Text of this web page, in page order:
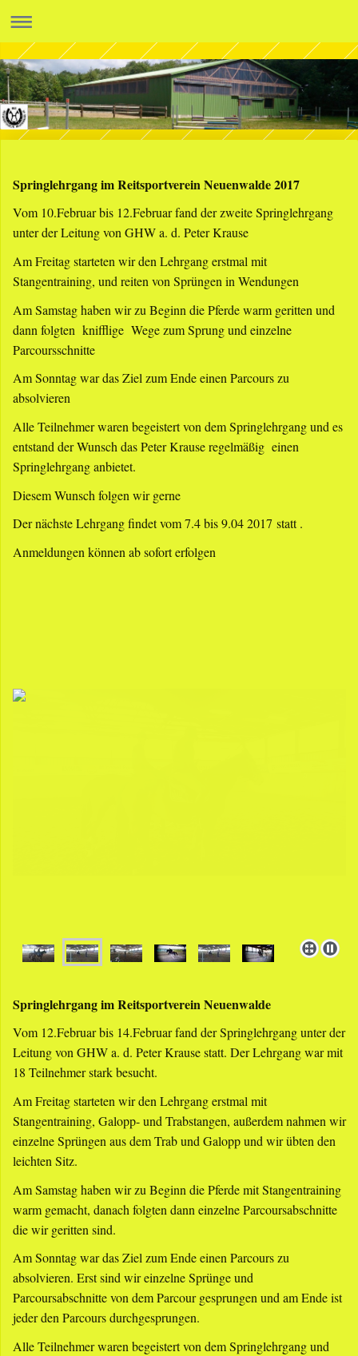
Springlehrgang im Reitsportverein Neuenwalde 2017
Vom 10.Februar bis 12.Februar fand der zweite Springlehrgang
unter der Leitung von GHW a. d. Peter Krause
Am Freitag starteten wir den Lehrgang erstmal mit
Stangentraining, und reiten von Sprüngen in Wendungen
Am Samstag haben wir zu Beginn die Pferde warm geritten und
dann folgten knifflige Wege zum Sprung und einzelne
Parcoursschnitte
Am Sonntag war das Ziel zum Ende einen Parcours zu
absolvieren
Alle Teilnehmer waren begeistert von dem Springlehrgang und es
entstand der Wunsch das Peter Krause regelmäßig einen
Springlehrgang anbietet.
Diesem Wunsch folgen wir gerne
Der nächste Lehrgang findet vom 7.4 bis 9.04 2017 statt .
Anmeldungen können ab sofort erfolgen
Springlehrgang im Reitsportverein Neuenwalde
Vom 12.Februar bis 14.Februar fand der Springlehrgang unter der
Leitung von GHW a. d. Peter Krause statt. Der Lehrgang war mit
18 Teilnehmer stark besucht.
Am Freitag starteten wir den Lehrgang erstmal mit
Stangentraining, Galopp- und Trabstangen, außerdem nahmen wir
einzelne Sprüngen aus dem Trab und Galopp und wir übten den
leichten Sitz.
Am Samstag haben wir zu Beginn die Pferde mit Stangentraining
warm gemacht, danach folgten dann einzelne Parcoursabschnitte
die wir geritten sind.
Am Sonntag war das Ziel zum Ende einen Parcours zu
absolvieren. Erst sind wir einzelne Sprünge und
Parcoursabschnitte von dem Parcour gesprungen und am Ende ist
jeder den Parcours durchgesprungen.
Alle Teilnehmer waren begeistert von dem Springlehrgang und